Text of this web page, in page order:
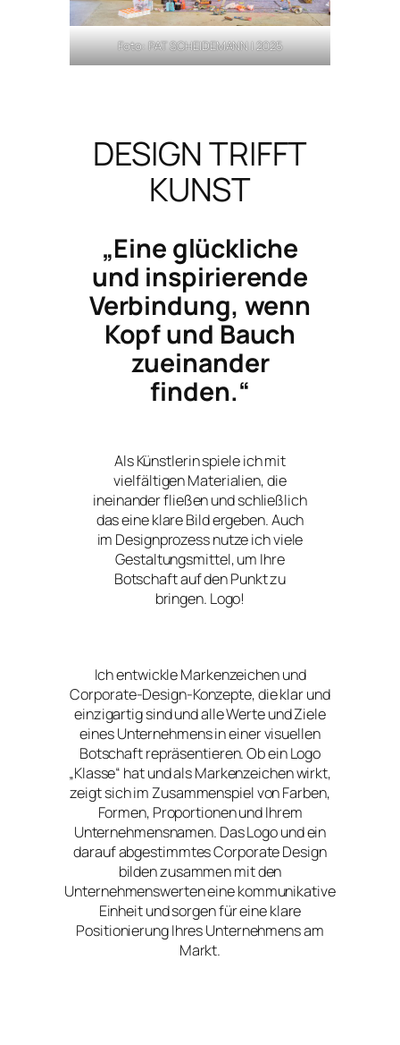
Foto: PAT SCHEIDEMANN | 2025
DESIGN TRIFFT
KUNST
„Eine glückliche
und inspirierende
Verbindung, wenn
Kopf und Bauch
zueinander
finden.“
Als Künstlerin spiele ich mit
vielfältigen Materialien, die
ineinander fließen und schließlich
das eine klare Bild ergeben. Auch
im Designprozess nutze ich viele
Gestaltungsmittel, um Ihre
Botschaft auf den Punkt zu
bringen. Logo!
Ich entwickle Markenzeichen und
Corporate-Design-Konzepte, die klar und
einzigartig sind und alle Werte und Ziele
eines Unternehmens in einer visuellen
Botschaft repräsentieren. Ob ein Logo
„Klasse“ hat und als Markenzeichen wirkt,
zeigt sich im Zusammenspiel von Farben,
Formen, Proportionen und Ihrem
Unternehmensnamen. Das Logo und ein
darauf abgestimmtes Corporate Design
bilden zusammen mit den
Unternehmenswerten eine kommunikative
Einheit und sorgen für eine klare
Positionierung Ihres Unternehmens am
Markt.